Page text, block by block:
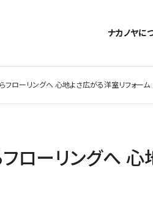
ナカノヤに
フローリングへ 心地よさ広がる洋室リフォー
ローリングへ